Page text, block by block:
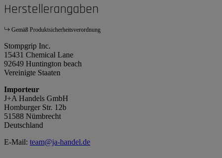
Herstellerangaben
Gemäß Produktsicherheitsverordnung
Stompgrip Inc.
15431 Chemical Lane
92649 Huntington beach
Vereinigte Staaten
Importeur
J+A Handels GmbH
Homburger Str. 12b
51588 Nümbrecht
Deutschland
E-Mail: team@ja-handel.de